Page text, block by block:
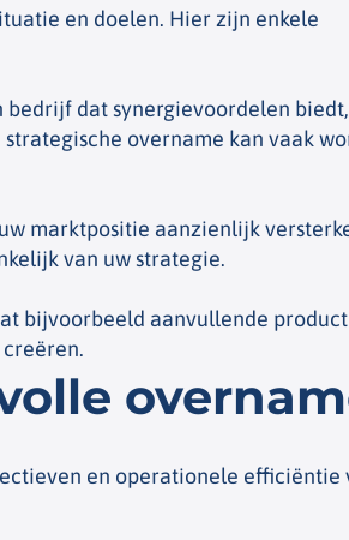
en doelen. Hier zijn enkele
bedrijf dat synergievoordelen
overname kan vaak
marktpositie aanzienlijk
van uw strategie.
bijvoorbeeld aanvullende
en operationele efficiëntie